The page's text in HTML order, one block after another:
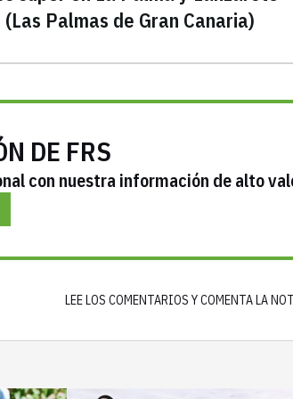
Palmas de Gran Canaria)
DE FRS
con nuestra información de alto
LEE LOS COMENTARIOS Y COMENTA LA